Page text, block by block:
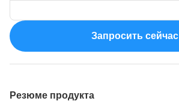
Запросить сейчас
Резюме продукта